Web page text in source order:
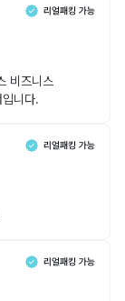
비즈니스
니다.